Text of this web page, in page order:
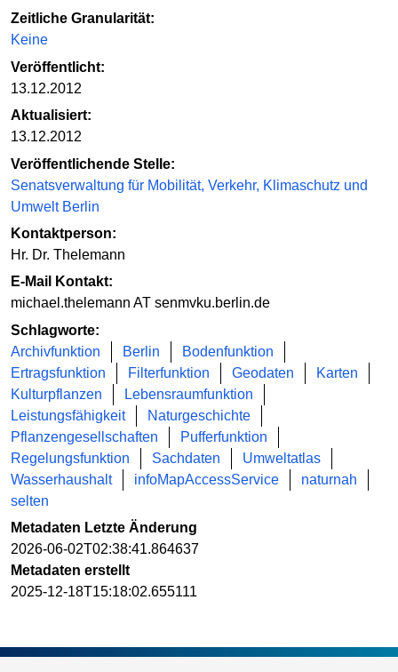
Zeitliche Granularität:
Keine
Veröffentlicht:
13.12.2012
Aktualisiert:
13.12.2012
Veröffentlichende Stelle:
Senatsverwaltung für Mobilität, Verkehr, Klimaschutz und
Umwelt Berlin
Kontaktperson:
Hr. Dr. Thelemann
E-Mail Kontakt:
michael.thelemann AT senmvku.berlin.de
Schlagworte:
Archivfunktion
Berlin
Bodenfunktion
Ertragsfunktion
Filterfunktion Geodaten
Karten
Kulturpflanzen
Lebensraumfunktion
Leistungsfähigkeit
Naturgeschichte
Pflanzengesellschaften
Pufferfunktion
Regelungsfunktion
Sachdaten
Umweltatlas
Wasserhaushalt
infoMapAccessService
naturnah
selten
Metadaten Letzte Änderung
2026-06-02T02:38:41.864637
Metadaten erstellt
2025-12-18T15:18:02.655111